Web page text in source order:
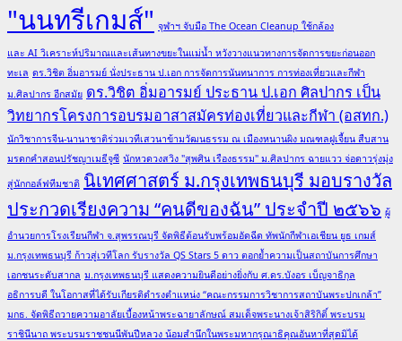
"นนทรีเกมส์" จุฬาฯ จับมือ The Ocean Cleanup ใช้กล้อง
และ AI วิเคราะห์ปริมาณและเส้นทางขยะในแม่น้ำ หวังวางแนวทางการจัดการขยะก่อนออก
ทะเล ดร.วิชิต อิ่มอารมย์ นั่งประธาน ป.เอก การจัดการนันทนาการ การท่องเที่ยวและกีฬา
ม.ศิลปากร อีกสมัย ดร.วิชิต อิ่มอารมย์ ประธาน ป.เอก ศิลปากร เป็น
วิทยากรโครงการอบรมอาสาสมัครท่องเที่ยวและกีฬา (อสทก.)
นักวิชาการจีน-นานาชาติร่วมเวทีเสวนาข้ามวัฒนธรรม ณ เมืองหนานผิง มณฑลฝูเจี้ยน สืบสาน
มรดกคำสอนปรัชญาเมธีจูซี นักหวดวงสวิง "สุพศิน เรืองธรรม" ม.ศิลปากร ฉายแวว จ่อดาวรุ่งมุ่ง
สู่นักกอล์ฟทีมชาติ นิเทศศาสตร์ ม.กรุงเทพธนบุรี มอบรางวัล
ประกวดเรียงความ “คนดีของฉัน” ประจำปี ๒๕๖๖ ผู้
อำนวยการโรงเรียนกีฬา จ.สุพรรณบุรี จัดพิธีต้อนรับพร้อมอัดฉีด ทัพนักกีฬาเอเชียน ยูธ เกมส์
ม.กรุงเทพธนบุรี ก้าวสู่เวทีโลก รับรางวัล QS Stars 5 ดาว ตอกย้ำความเป็นสถาบันการศึกษา
เอกชนระดับสากล ม.กรุงเทพธนบุรี แสดงความยินดีอย่างยิ่งกับ ศ.ดร.บังอร เบ็ญจาธิกุล
อธิการบดี ในโอกาสที่ได้รับเกียรติดำรงตำแหน่ง “คณะกรรมการวิชาการสถาบันพระปกเกล้า”
มกธ. จัดพิธีถวายความอาลัยเบื้องหน้าพระฉายาลักษณ์ สมเด็จพระนางเจ้าสิริกิติ์ พระบรม
ราชินีนาถ พระบรมราชชนนีพันปีหลวง น้อมสำนึกในพระมหากรุณาธิคุณอันหาที่สุดมิได้